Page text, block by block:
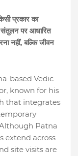
प्रकार का
संतुलन पर आधारित
नहीं, बल्कि जीवन
based Vedic
known for his
that integrates
Patna
extend across
site visits are